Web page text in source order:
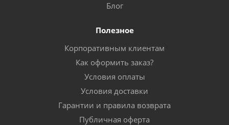
Блог
Полезное
Корпоративным клиентам
Как оформить заказ?
Условия оплаты
Условия доставки
Гарантии и правила возврата
Публичная оферта